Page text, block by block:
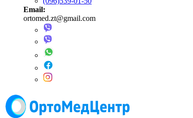
Email:
ortomed.zt@gmail.com